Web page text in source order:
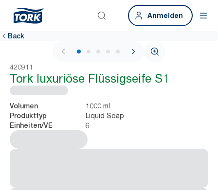
Anmelden
Back
1 / 6
420911
Tork luxuriöse Flüssigseife S1
Volumen 1000 ml
Produkttyp Liquid Soap
Einheiten/VE 6